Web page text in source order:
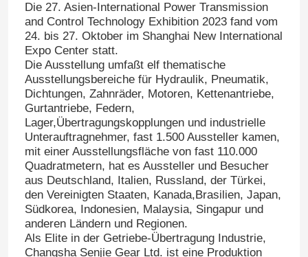
Die 27. Asien-International Power Transmission
and Control Technology Exhibition 2023 fand vom
24. bis 27. Oktober im Shanghai New International
Expo Center statt.
Die Ausstellung umfaßt elf thematische
Ausstellungsbereiche für Hydraulik, Pneumatik,
Dichtungen, Zahnräder, Motoren, Kettenantriebe,
Gurtantriebe, Federn,
Lager,Übertragungskopplungen und industrielle
Unterauftragnehmer, fast 1.500 Aussteller kamen,
mit einer Ausstellungsfläche von fast 110.000
Quadratmetern, hat es Aussteller und Besucher
aus Deutschland, Italien, Russland, der Türkei,
den Vereinigten Staaten, Kanada,Brasilien, Japan,
Südkorea, Indonesien, Malaysia, Singapur und
anderen Ländern und Regionen.
Als Elite in der Getriebe-Übertragung Industrie,
Changsha Senjie Gear Ltd. ist eine Produktion